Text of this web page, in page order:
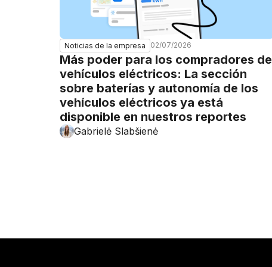
Noticias de la empresa 02/07/2026
Más poder para los compradores de
vehículos eléctricos: La sección
sobre baterías y autonomía de los
vehículos eléctricos ya está
disponible en nuestros reportes
Gabrielė Slabšienė